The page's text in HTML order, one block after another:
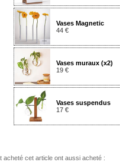
Vases Magnetic
44 €
Vases muraux (x2)
19 €
Vases suspendus
17 €
acheté cet article ont aussi acheté :